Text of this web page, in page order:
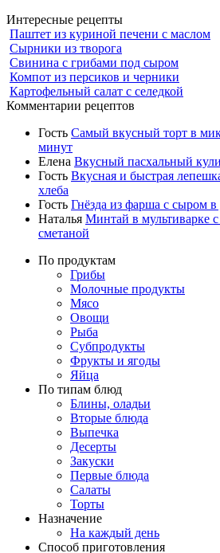
Интересные рецепты
Паштет из куриной печени с маслом
Сырники из творога
Свинина с грибами под сыром
Компот из персиков и черники
Картофельный салат с селедкой
Комментарии рецептов
Гость Самый вкусный торт в
минут
Елена Вкусный пасхальный
Гость Вкусная и быстрая
хлеба
Гость Гнёзда из фарша с сыром в
Наталья Минтай в мультиварке
сметаной
По продуктам
Грибы
Молочные продукты
Мясо
Овощи
Рыба
Субпродукты
Фрукты и ягоды
Яйца
По типам блюд
Блины, оладьи
Вторые блюда
Выпечка
Десерты
Закуски
Первые блюда
Салаты
Торты
Назначение
На каждый день
Способ приготовления